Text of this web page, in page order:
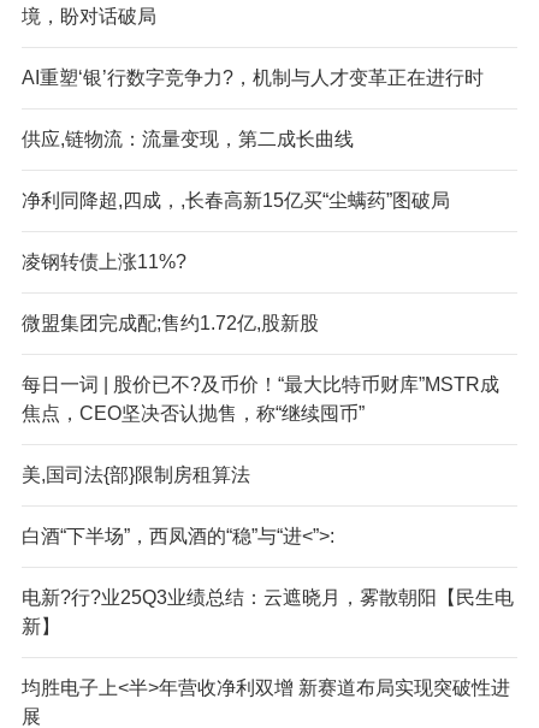
境，盼对话破局
AI重塑‘银’行数字竞争力?，机制与人才变革正在进行时
供应,链物流：流量变现，第二成长曲线
净利同降超,四成，,长春高新15亿买“尘螨药”图破局
凌钢转债上涨11%?
微盟集团完成配;售约1.72亿,股新股
每日一词 | 股价已不?及币价！“最大比特币财库”MSTR成
焦点，CEO坚决否认抛售，称“继续囤币”
美,国司法{部}限制房租算法
白酒“下半场”，西凤酒的“稳”与“进<”>:
电新?行?业25Q3业绩总结：云遮晓月，雾散朝阳【民生电
新】
均胜电子上<半>年营收净利双增 新赛道布局实现突破性进
展